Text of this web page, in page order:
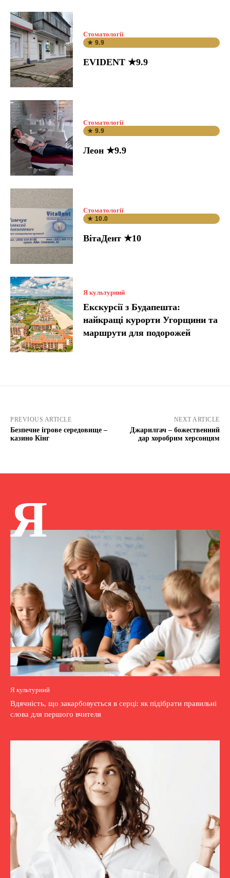
Стоматології
★ 9.9
EVIDENT ★9.9
Стоматології
★ 9.9
Леон ★9.9
Стоматології
★ 10.0
ВітаДент ★10
Я культурний
Екскурсії з Будапешта:
найкращі курорти Угорщини та
маршрути для подорожей
PREVIOUS ARTICLE
Безпечне ігрове середовище –
казино Кінг
NEXT ARTICLE
Джарилгач – божественний
дар хоробрим херсонцям
Я
Я культурний
Вдячність, що закарбовується в серці: як підібрати правильні
слова для першого вчителя